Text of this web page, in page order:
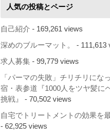
人気の投稿とページ
自己紹介 - 169,261 views
深めのブルーマット。 - 111,613
求人募集 - 99,779 views
「パーマの失敗」チリチリにな
宿・表参道『1000人をツヤ髪に
挑戦』
- 70,502 views
自宅でトリートメントの効果を
- 62,925 views